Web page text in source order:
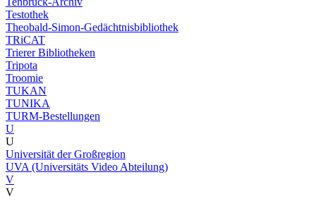
Testothek
Theobald-Simon-Gedächtnisbibliothek
TRiCAT
Trierer Bibliotheken
Tripota
Troomie
TUKAN
TUNIKA
TURM-Bestellungen
U
U
Universität der Großregion
UVA (Universitäts Video Abteilung)
V
V